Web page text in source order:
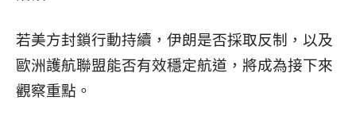
若美方封鎖行動持續，伊朗是否採取反制，以及
歐洲護航聯盟能否有效穩定航道，將成為接下來
觀察重點。